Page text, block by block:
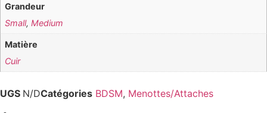
Grandeur
Small,Medium
Matière
Cuir
UGS N/DCatégories BDSM, Menottes/Attaches